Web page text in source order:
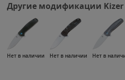
Другие модификации Kizer
Нет в наличии Нет в наличии Нет в